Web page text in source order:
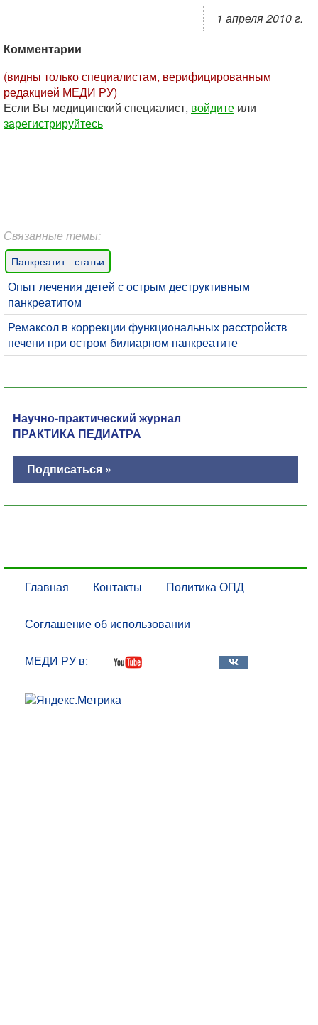
1 апреля 2010 г.
Комментарии
(видны только специалистам, верифицированным
редакцией МЕДИ РУ)
Если Вы медицинский специалист, войдите или
зарегистрируйтесь
Связанные темы:
Панкреатит - статьи
Опыт лечения детей с острым деструктивным
панкреатитом
Ремаксол в коррекции функциональных расстройств
печени при остром билиарном панкреатите
Научно-практический журнал
ПРАКТИКА ПЕДИАТРА
Подписаться »
Главная Контакты Политика ОПД
Соглашение об использовании
МЕДИ РУ в: